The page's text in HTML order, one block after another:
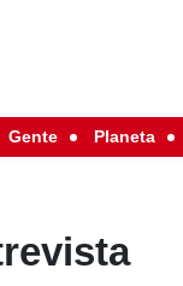
Gente Planeta